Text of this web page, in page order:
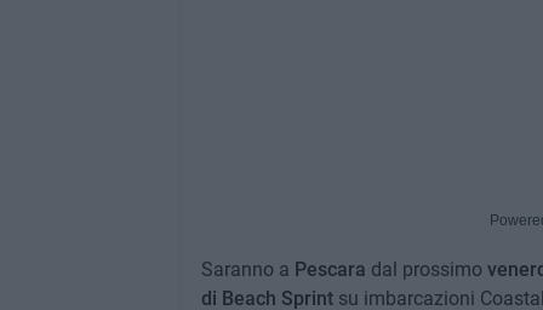
Saranno a Pescara dal prossimo
di Beach Sprint su imbarcazioni